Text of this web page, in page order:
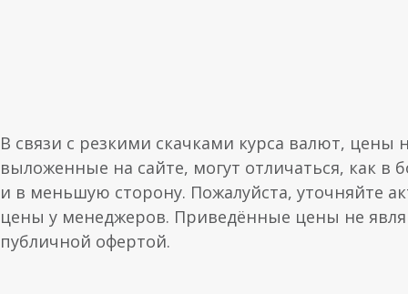
В связи с резкими скачками курса валют, цены
выложенные на сайте, могут отличаться, как в
и в меньшую сторону. Пожалуйста, уточняйте
цены у менеджеров. Приведённые цены не
публичной офертой.